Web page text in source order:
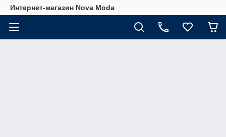
Интернет-магазин Nova Moda